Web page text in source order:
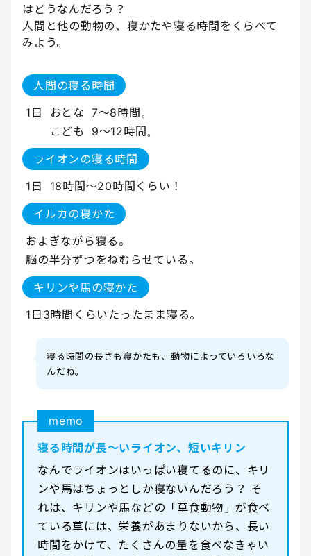
はどうなんだろう？
人間と他の動物の、寝かたや寝る時間をくらべて
みよう。
人間の寝る時間
1日
おとな
こども
7〜8時間。
9〜12時間。
ライオンの寝る時間
1日
18時間〜20時間くらい！
イルカの寝かた
およぎながら寝る。
脳の半分ずつをねむらせている。
キリンや馬の寝かた
1日3時間くらいたったまま寝る。
寝る時間の長さも寝かたも、動物によっていろいろな
んだね。
memo
寝る時間が長〜いライオン、短いキリン
なんでライオンはいっぱい寝てるのに、キリ
ンや馬はちょっとしか寝ないんだろう？ そ
れは、キリンや馬などの「草食動物」が食べ
ている草には、栄養があまりないから、長い
時間をかけて、たくさんの量を食べなきゃい